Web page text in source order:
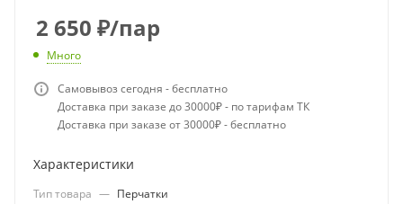
2 650 ₽/пар
Много
Самовывоз сегодня - бесплатно
Доставка при заказе до 30000₽ - по тарифам ТК
Доставка при заказе от 30000₽ - бесплатно
Характеристики
Тип товара — Перчатки